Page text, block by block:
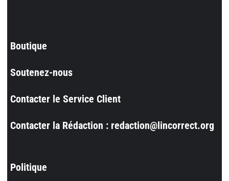
Boutique
Soutenez-nous
Contacter le Service Client
Contacter la Rédaction : redaction@lincorrect.org
Politique